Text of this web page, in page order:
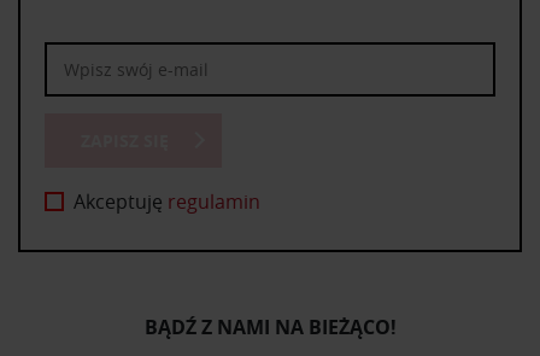
Akceptuję regulamin
BĄDŹ Z NAMI NA BIEŻĄCO!